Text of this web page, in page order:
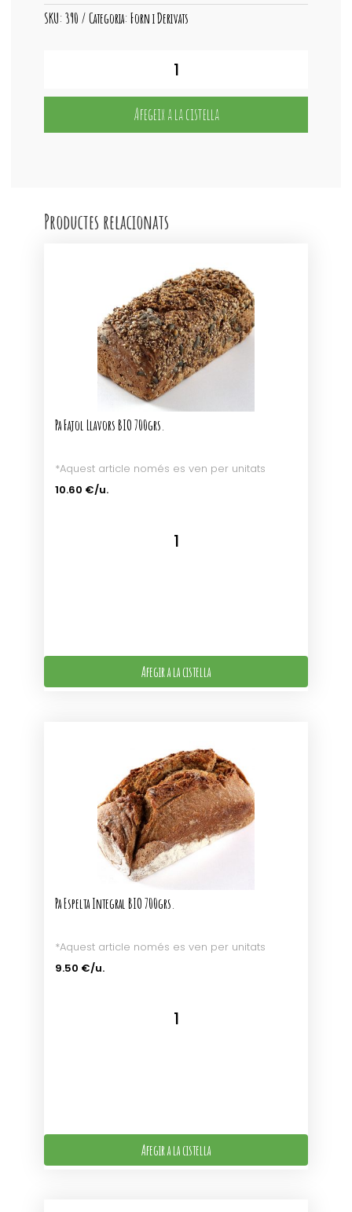
SKU:390 Categoria:Forn i Derivats
Pa
Afegeix a la cistella
Productes relacionats
Pa Fajol Llavors BIO 700grs.
*Aquest article només es ven per unitats
10.60 €/u.
Afegir a la cistella
Pa Espelta Integral BIO 700grs.
*Aquest article només es ven per unitats
9.50 €/u.
Afegir a la cistella